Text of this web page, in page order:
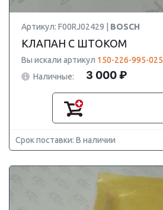
Артикул: F00RJ02429 | BOSCH
КЛАПАН С ШТОКОМ
Вы искали артикул 150-226-995-025
Наличные:
3 000 ₽
Срок поставки: В наличии